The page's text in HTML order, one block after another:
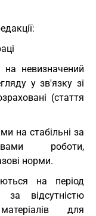
невизначений
у зв'язку зі
(стаття
на стабільні за
роботи,
норми.
на період
відсутністю
для